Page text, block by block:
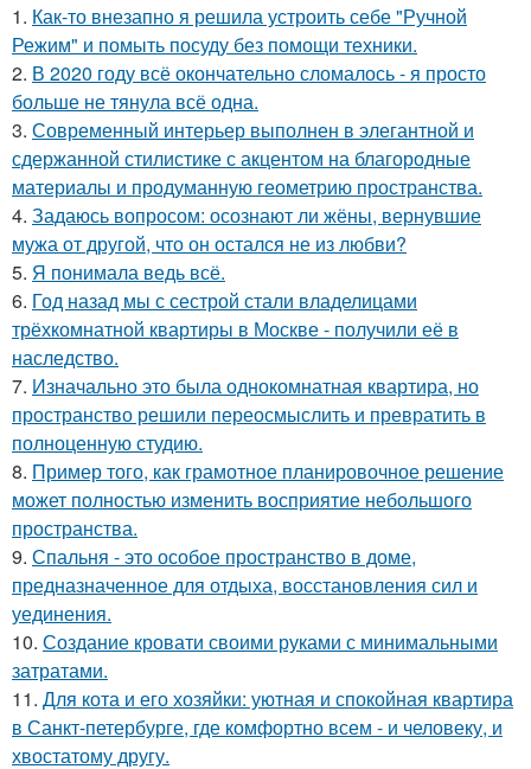
1. Как-то внезапно я решила устроить себе "Ручной
Режим" и помыть посуду без помощи техники.
2. В 2020 году всё окончательно сломалось - я просто
больше не тянула всё одна.
3. Современный интерьер выполнен в элегантной и
сдержанной стилистике с акцентом на благородные
материалы и продуманную геометрию пространства.
4. Задаюсь вопросом: осознают ли жёны, вернувшие
мужа от другой, что он остался не из любви?
5. Я понимала ведь всё.
6. Год назад мы с сестрой стали владелицами
трёхкомнатной квартиры в Москве - получили её в
наследство.
7. Изначально это была однокомнатная квартира, но
пространство решили переосмыслить и превратить в
полноценную студию.
8. Пример того, как грамотное планировочное решение
может полностью изменить восприятие небольшого
пространства.
9. Спальня - это особое пространство в доме,
предназначенное для отдыха, восстановления сил и
уединения.
10. Создание кровати своими руками с минимальными
затратами.
11. Для кота и его хозяйки: уютная и спокойная квартира
в Санкт-петербурге, где комфортно всем - и человеку, и
хвостатому другу.